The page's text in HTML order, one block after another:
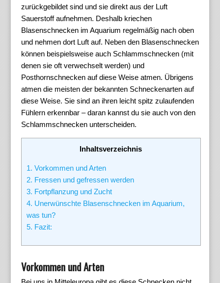
zurückgebildet sind und sie direkt aus der Luft
Sauerstoff aufnehmen. Deshalb kriechen
Blasenschnecken im Aquarium regelmäßig nach oben
und nehmen dort Luft auf. Neben den Blasenschnecken
können beispielsweise auch Schlammschnecken (mit
denen sie oft verwechselt werden) und
Posthornschnecken auf diese Weise atmen. Übrigens
atmen die meisten der bekannten Schneckenarten auf
diese Weise. Sie sind an ihren leicht spitz zulaufenden
Fühlern erkennbar – daran kannst du sie auch von den
Schlammschnecken unterscheiden.
Inhaltsverzeichnis
1. Vorkommen und Arten
2. Fressen und gefressen werden
3. Fortpflanzung und Zucht
4. Unerwünschte Blasenschnecken im Aquarium,
was tun?
5. Fazit:
Vorkommen und Arten